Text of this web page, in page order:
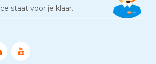
staat voor je klaar.